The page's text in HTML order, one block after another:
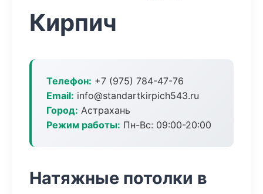
Кирпич
Телефон: +7 (975) 784-47-76
Email: info@standartkirpich543.ru
Город: Астрахань
Режим работы: Пн-Вс: 09:00-20:00
Натяжные потолки в